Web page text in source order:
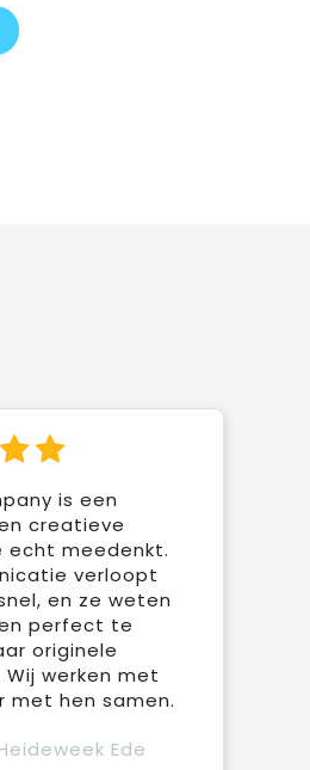
is een
creatieve
echt meedenkt.
verloopt
en ze weten
perfect te
originele
werken met
met hen samen.
Ede